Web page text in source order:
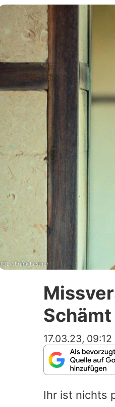
RTL / Frank Fastner
17.03.23, 09:12
Ihr ist nichts